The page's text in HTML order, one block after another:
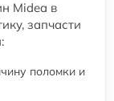
Midea в
запчасти
поломки и